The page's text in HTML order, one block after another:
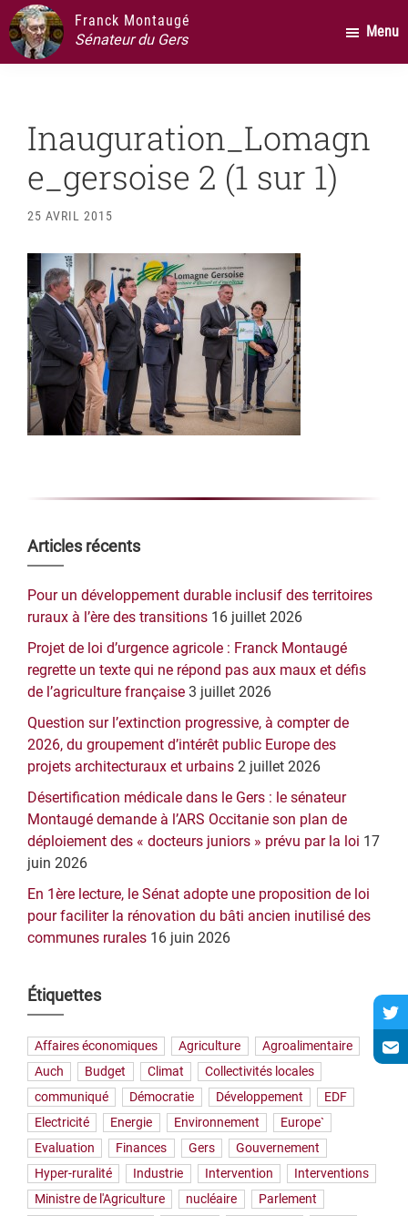
Passer
au
contenu
Passer
la
principale
Passer
au
pied
Franck Montaugé
Sénateur du Gers
Menu
Inauguration_Lomagn
e_gersoise 2 (1 sur 1)
25 AVRIL 2015
Barre
latérale
principale
Articles récents
Pour un développement durable inclusif des territoires
ruraux à l’ère des transitions 16 juillet 2026
Projet de loi d’urgence agricole : Franck Montaugé
regrette un texte qui ne répond pas aux maux et défis
de l’agriculture française 3 juillet 2026
Question sur l’extinction progressive, à compter de
2026, du groupement d’intérêt public Europe des
projets architecturaux et urbains 2 juillet 2026
Désertification médicale dans le Gers : le sénateur
Montaugé demande à l’ARS Occitanie son plan de
déploiement des « docteurs juniors » prévu par la loi 17
juin 2026
En 1ère lecture, le Sénat adopte une proposition de loi
pour faciliter la rénovation du bâti ancien inutilisé des
communes rurales 16 juin 2026
Étiquettes
Affaires économiques Agriculture
Agroalimentaire
Auch
Budget Climat
Collectivités locales
communiqué
Démocratie Développement
EDF
Electricité
Energie Environnement
Europe`
Evaluation
Finances Gers
Gouvernement
Hyper-ruralité
Industrie Intervention
Interventions
Ministre de l'Agriculture
nucléaire
Parlement